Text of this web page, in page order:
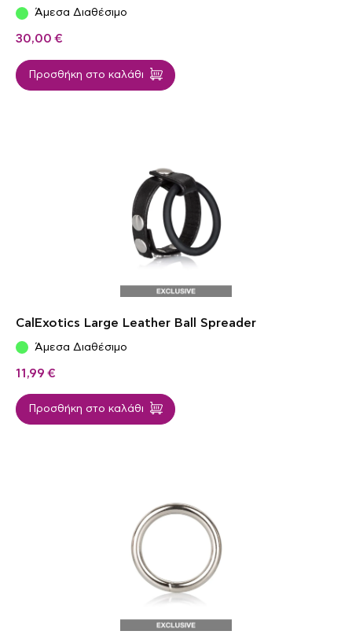
Άμεσα Διαθέσιμο
30,00 €
Προσθήκη στο καλάθι
CalExotics Large Leather Ball Spreader
Άμεσα Διαθέσιμο
11,99 €
Προσθήκη στο καλάθι